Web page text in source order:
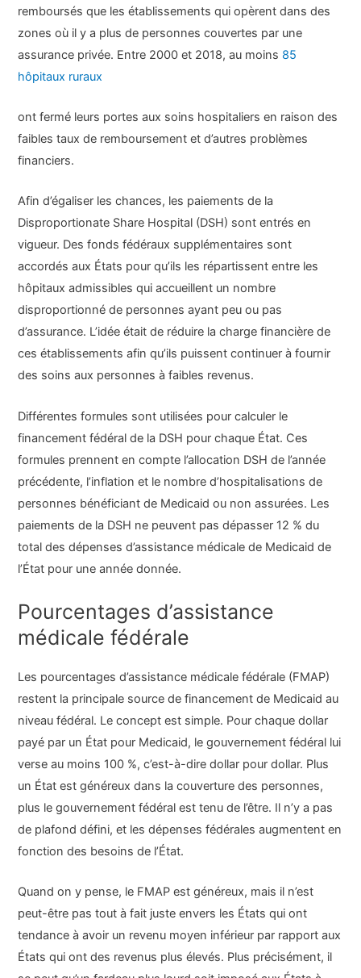
remboursés que les établissements qui opèrent dans des
zones où il y a plus de personnes couvertes par une
assurance privée. Entre 2000 et 2018, au moins 85
hôpitaux ruraux
ont fermé leurs portes aux soins hospitaliers en raison des
faibles taux de remboursement et d’autres problèmes
financiers.
Afin d’égaliser les chances, les paiements de la
Disproportionate Share Hospital (DSH) sont entrés en
vigueur. Des fonds fédéraux supplémentaires sont
accordés aux États pour qu’ils les répartissent entre les
hôpitaux admissibles qui accueillent un nombre
disproportionné de personnes ayant peu ou pas
d’assurance. L’idée était de réduire la charge financière de
ces établissements afin qu’ils puissent continuer à fournir
des soins aux personnes à faibles revenus.
Différentes formules sont utilisées pour calculer le
financement fédéral de la DSH pour chaque État. Ces
formules prennent en compte l’allocation DSH de l’année
précédente, l’inflation et le nombre d’hospitalisations de
personnes bénéficiant de Medicaid ou non assurées. Les
paiements de la DSH ne peuvent pas dépasser 12 % du
total des dépenses d’assistance médicale de Medicaid de
l’État pour une année donnée.
Pourcentages d’assistance
médicale fédérale
Les pourcentages d’assistance médicale fédérale (FMAP)
restent la principale source de financement de Medicaid au
niveau fédéral. Le concept est simple. Pour chaque dollar
payé par un État pour Medicaid, le gouvernement fédéral lui
verse au moins 100 %, c’est-à-dire dollar pour dollar. Plus
un État est généreux dans la couverture des personnes,
plus le gouvernement fédéral est tenu de l’être. Il n’y a pas
de plafond défini, et les dépenses fédérales augmentent en
fonction des besoins de l’État.
Quand on y pense, le FMAP est généreux, mais il n’est
peut-être pas tout à fait juste envers les États qui ont
tendance à avoir un revenu moyen inférieur par rapport aux
États qui ont des revenus plus élevés. Plus précisément, il